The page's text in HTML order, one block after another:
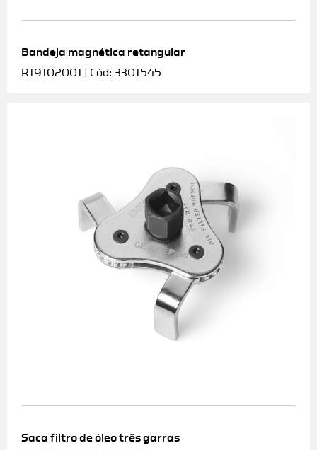
Bandeja magnética retangular
R19102001 | Cód: 3301545
Saca filtro de óleo três garras